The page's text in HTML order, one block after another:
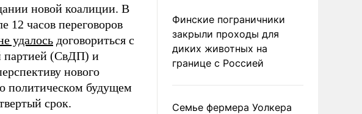
новой коалиции. В
12 часов переговоров
удалось договориться с
партией (СвДП) и
нового
политическом будущем
срок.
Финские пограничники
закрыли проходы для
диких животных на
границе с Россией
Семье фермера Уолкера